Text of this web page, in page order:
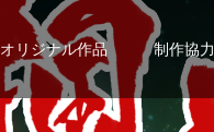
オリジナル作品 制作協力